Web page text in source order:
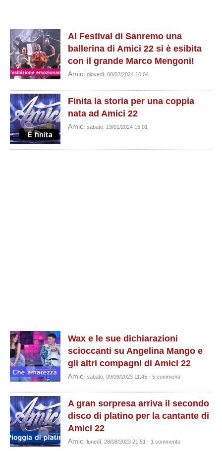
Al Festival di Sanremo una
ballerina di Amici 22 si è esibita
con il grande Marco Mengoni!
Amici giovedì, 08/02/2024 10:04
Finita la storia per una coppia
nata ad Amici 22
Amici sabato, 13/01/2024 15:01
Wax e le sue dichiarazioni
scioccanti su Angelina Mango e
gli altri compagni di Amici 22
Amici sabato, 09/09/2023 11:45 - 5 commenti
A gran sorpresa arriva il secondo
disco di platino per la cantante di
Amici 22
Amici lunedì, 28/08/2023 21:51 - 1 commento